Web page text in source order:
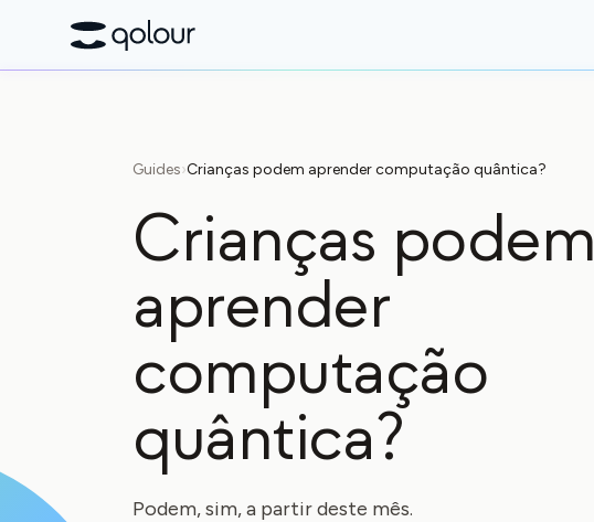
Guides›Crianças podem aprender computação quântica?
Crianças podem
aprender
computação
quântica?
Podem, sim, a partir deste mês.